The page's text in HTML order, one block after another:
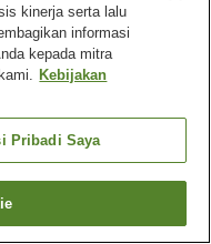
Fujikawaguchiko
kinerja serta lalu
informasi
kepada mitra
Kebijakan
Pribadi Saya